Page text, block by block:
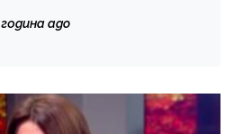
година ago